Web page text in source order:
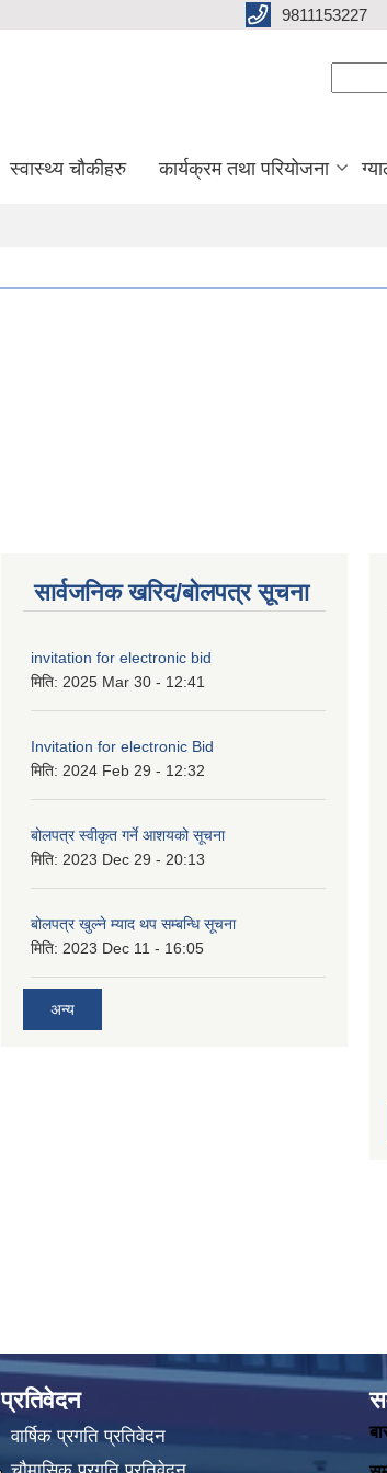
9811153227
स्वास्थ्य चौकीहरु कार्यक्रम तथा परियोजना
सार्वजनिक खरिद/बोलपत्र सूचना
invitation for electronic bid
मिति: 2025 Mar 30 - 12:41
Invitation for electronic Bid
मिति: 2024 Feb 29 - 12:32
बोलपत्र स्वीकृत गर्ने आशयको सूचना
मिति: 2023 Dec 29 - 20:13
बोलपत्र खुल्ने म्याद थप सम्बन्धि सूचना
मिति: 2023 Dec 11 - 16:05
अन्य
प्रतिवेदन
वार्षिक प्रगति प्रतिवेदन